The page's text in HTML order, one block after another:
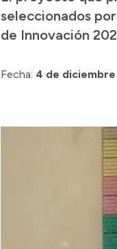
seleccionados
de Innovación
Fecha: 4 de